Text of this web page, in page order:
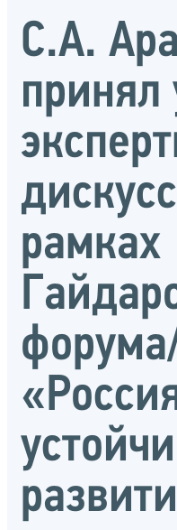
С.А.
принял
рамках